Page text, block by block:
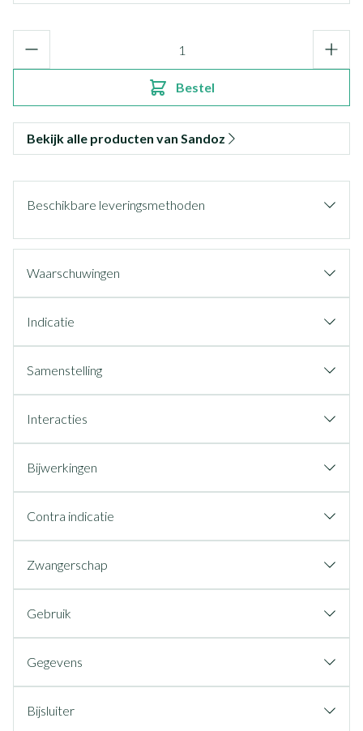
Bestel
Bekijk alle producten van Sandoz
Beschikbare leveringsmethoden
Waarschuwingen
Indicatie
Samenstelling
Interacties
Bijwerkingen
Contra indicatie
Zwangerschap
Gebruik
Gegevens
Bijsluiter